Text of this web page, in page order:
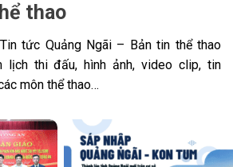
thao
tức Quảng Ngãi – Bản tin thể thao
lịch thi đấu, hình ảnh, video clip, tin
môn thể thao…